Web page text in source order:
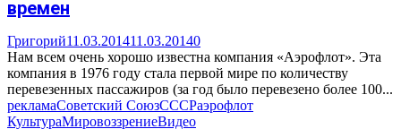
времен
Григорий11.03.201411.03.20140
Нам всем очень хорошо известна компания «Аэрофлот». Эта
компания в 1976 году стала первой мире по количеству
перевезенных пассажиров (за год было перевезено более 100...
рекламаСоветский СоюзСССРаэрофлот
КультураМировоззрениеВидео